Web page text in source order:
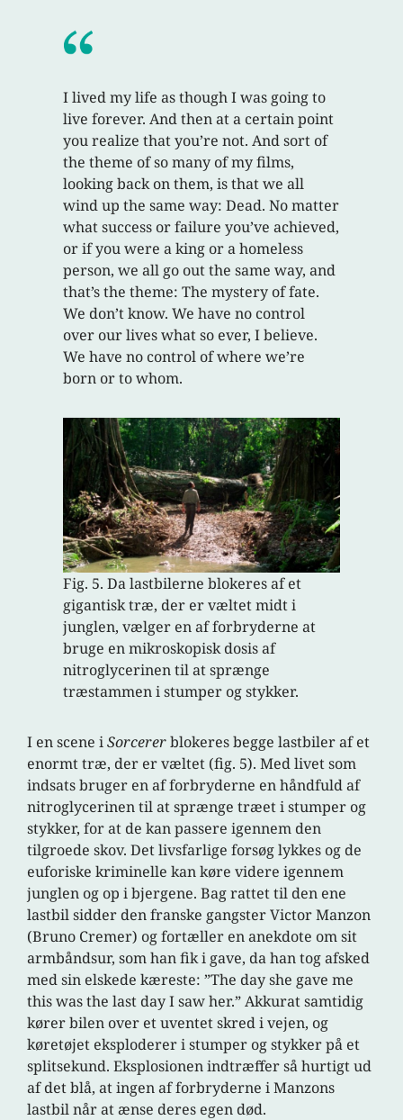
I lived my life as though I was going to
live forever. And then at a certain point
you realize that you’re not. And sort of
the theme of so many of my films,
looking back on them, is that we all
wind up the same way: Dead. No matter
what success or failure you’ve achieved,
or if you were a king or a homeless
person, we all go out the same way, and
that’s the theme: The mystery of fate.
We don’t know. We have no control
over our lives what so ever, I believe.
We have no control of where we’re
born or to whom.
Fig. 5. Da lastbilerne blokeres af et
gigantisk træ, der er væltet midt i
junglen, vælger en af forbryderne at
bruge en mikroskopisk dosis af
nitroglycerinen til at sprænge
træstammen i stumper og stykker.
I en scene iSorcererblokeres begge lastbiler af et
enormt træ, der er væltet (fig. 5). Med livet som
indsats bruger en af forbryderne en håndfuld af
nitroglycerinen til at sprænge træet i stumper og
stykker, for at de kan passere igennem den
tilgroede skov. Det livsfarlige forsøg lykkes og de
euforiske kriminelle kan køre videre igennem
junglen og op i bjergene. Bag rattet til den ene
lastbil sidder den franske gangster Victor Manzon
(Bruno Cremer) og fortæller en anekdote om sit
armbåndsur, som han fik i gave, da han tog afsked
med sin elskede kæreste: ”The day she gave me
this was the last day I saw her.” Akkurat samtidig
kører bilen over et uventet skred i vejen, og
køretøjet eksploderer i stumper og stykker på et
splitsekund. Eksplosionen indtræffer så hurtigt ud
af det blå, at ingen af forbryderne i Manzons
lastbil når at ænse deres egen død.